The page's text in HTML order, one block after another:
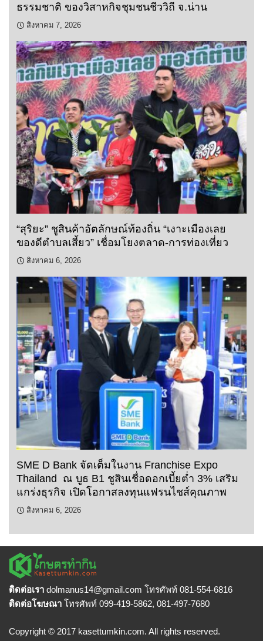
ธรรมชาติ ของวิสาหกิจชุมชนชีววิถี จ.น่าน
สิงหาคม 7, 2026
“สุริยะ” ชูสินค้าอัตลักษณ์ท้องถิ่น “เงาะเมืองเลย
ของดีตำบลเสี้ยว” เชื่อมโยงตลาด-การท่องเที่ยว
สิงหาคม 6, 2026
SME D Bank จัดเต็มในงาน Franchise Expo
Thailand ณ บูธ B1 ชูสินเชื่อดอกเบี้ยต่ำ 3% เสริม
แกร่งธุรกิจ เปิดโอกาสลงทุนแฟรนไชส์คุณภาพ
สิงหาคม 6, 2026
ติดต่อเรา dolmanus14@gmail.com โทรศัพท์ 081-554-6816
ติดต่อโฆษณา โทรศัพท์ 099-419-5862, 081-497-7680
Copyright © 2017 kasettumkin.com. All rights reserved.